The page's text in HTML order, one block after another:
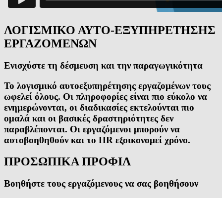
ΛΟΓΙΣΜΙΚΟ ΑΥΤΟ-ΕΞΥΠΗΡΕΤΗΣΗΣ
ΕΡΓΑΖΟΜΕΝΩΝ
Ενισχύστε τη δέσμευση και την παραγωγικότητα
Το λογισμικό αυτοεξυπηρέτησης εργαζομένων τους
ωφελεί όλους. Οι πληροφορίες είναι πιο εύκολο να
ενημερώνονται, οι διαδικασίες εκτελούνται πιο
ομαλά και οι βασικές δραστηριότητες δεν
παραβλέπονται. Οι εργαζόμενοι μπορούν να
αυτοβοηθηθούν και το HR εξοικονομεί χρόνο.
ΠΡΟΣΩΠΙΚΑ ΠΡΟΦΙΛ
Βοηθήστε τους εργαζόμενους να σας βοηθήσουν